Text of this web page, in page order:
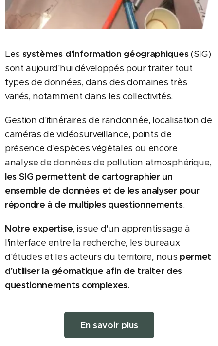
Les systèmes d'information géographiques(SIG)
sont aujourd'hui développés pour traiter tout
types de données, dans des domaines très
variés, notamment dans les collectivités.
Gestion d'itinéraires de randonnée, localisation de
caméras de vidéosurveillance, points de
présence d'espèces végétales ou encore
analyse de données de pollution atmosphérique,
les SIG permettent de cartographier un
ensemble de données et de les analyser pour
répondre à de multiples questionnements.
Notre expertise, issue d'un apprentissage à
l'interface entre la recherche, les bureaux
d'études et les acteurs du territoire, nous permet
d'utiliser la géomatique afin de traiter des
questionnements complexes.
En savoir plus